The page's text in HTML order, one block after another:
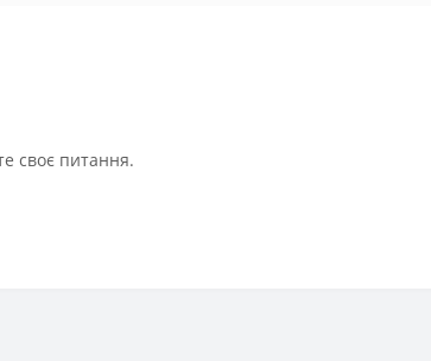
своє питання.